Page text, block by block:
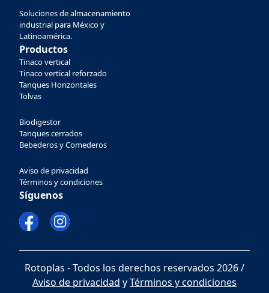
Soluciones de almacenamiento
industrial para México y
Latinoamérica.
Productos
Tinaco vertical
Tinaco vertical reforzado
Tanques Horizontales
Tolvas
Biodigestor
Tanques cerrados
Bebederos y Comederos
Aviso de privacidad
Términos y condiciones
Síguenos
Rotoplas - Todos los derechos reservados 2026 /
Aviso de privacidad yTérminos y condiciones